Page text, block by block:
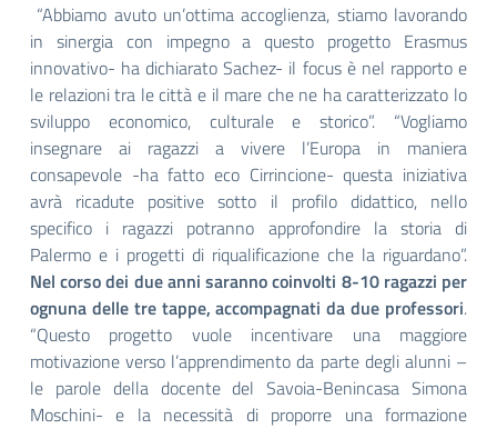
“Abbiamo avuto un’ottima accoglienza, stiamo lavorando
in sinergia con impegno a questo progetto Erasmus
innovativo- ha dichiarato Sachez- il focus è nel rapporto e
le relazioni tra le città e il mare che ne ha caratterizzato lo
sviluppo economico, culturale e storico”. “Vogliamo
insegnare ai ragazzi a vivere l’Europa in maniera
consapevole -ha fatto eco Cirrincione- questa iniziativa
avrà ricadute positive sotto il profilo didattico, nello
specifico i ragazzi potranno approfondire la storia di
Palermo e i progetti di riqualificazione che la riguardano”.
Nel corso dei due anni saranno coinvolti 8-10 ragazzi per
ognuna delle tre tappe, accompagnati da due professori.
“Questo progetto vuole incentivare una maggiore
motivazione verso l’apprendimento da parte degli alunni –
le parole della docente del Savoia-Benincasa Simona
Moschini- e la necessità di proporre una formazione